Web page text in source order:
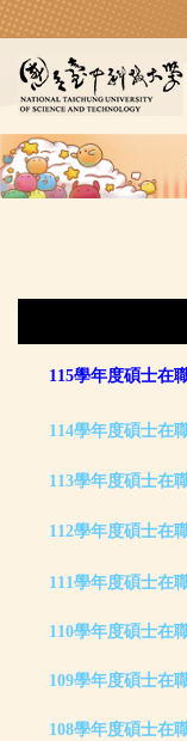
跳
主
要
內
容
區
碩士在職專班
網路作業系統
各系所特色及課
115學年度碩士在
114學年度碩士在
113學年度碩士在
112學年度碩士在
111學年度碩士在
110學年度碩士在
109學年度碩士在
108學年度碩士在